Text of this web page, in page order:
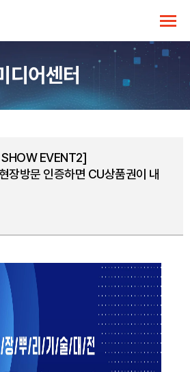
디어센터
EVENT2]
장방문 인증하면 CU상품권이 내